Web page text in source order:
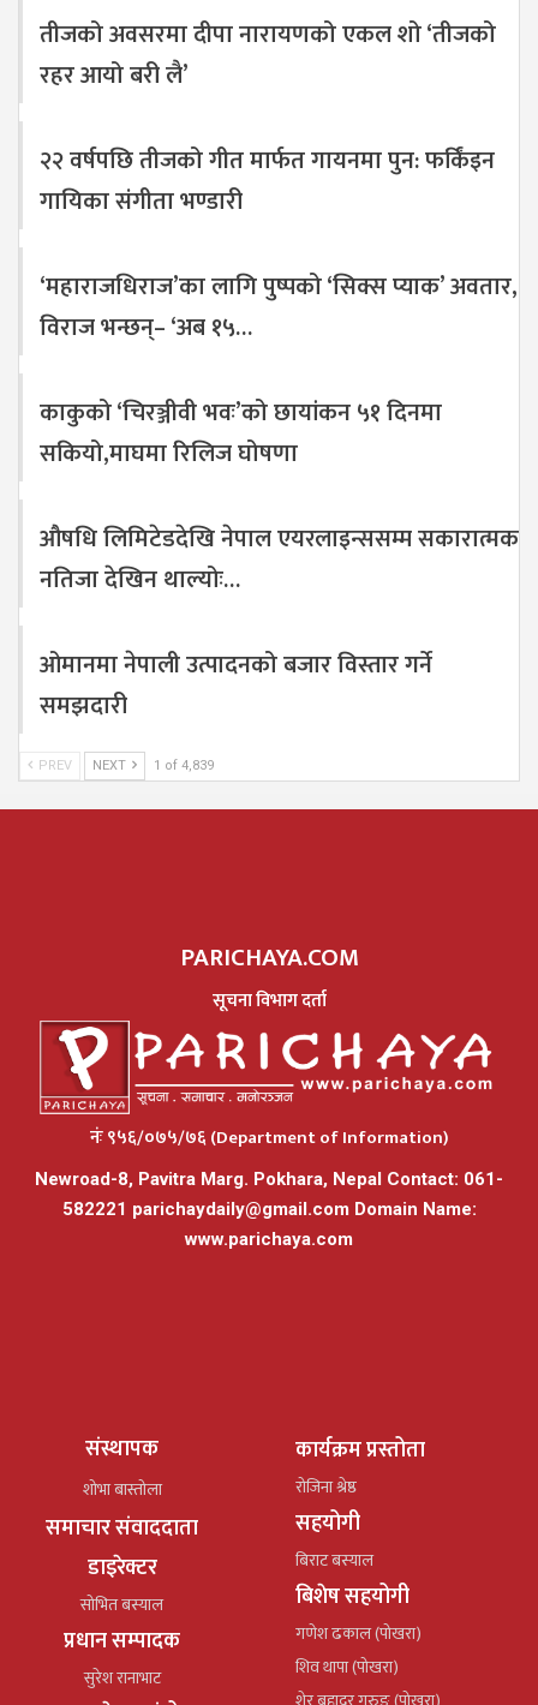
तीजको अवसरमा दीपा नारायणको एकल शो ‘तीजको
रहर आयो बरी लै’
२२ वर्षपछि तीजको गीत मार्फत गायनमा पुन: फर्किंइन
गायिका संगीता भण्डारी
‘महाराजधिराज’का लागि पुष्पको ‘सिक्स प्याक’ अवतार,
विराज भन्छन्– ‘अब १५…
काकुको ‘चिरञ्जीवी भवः’को छायांकन ५१ दिनमा
सकियो,माघमा रिलिज घोषणा
औषधि लिमिटेडदेखि नेपाल एयरलाइन्ससम्म सकारात्मक
नतिजा देखिन थाल्योः…
ओमानमा नेपाली उत्पादनको बजार विस्तार गर्ने
समझदारी
PREV NEXT 1 of 4,839
PARICHAYA.COM
सूचना विभाग दर्ता
नंः ९५६/०७५/७६ (Department of Information)
Newroad-8, Pavitra Marg. Pokhara, Nepal Contact: 061-
582221 parichaydaily@gmail.comDomain Name:
www.parichaya.com
संस्थापक
शोभा बास्तोला
समाचार संवाददाता
डाइरेक्टर
सोभित बस्याल
प्रधान सम्पादक
सुरेश रानाभाट
कार्यक्रम प्रस्तोता
रोजिना श्रेष्ठ
सहयोगी
बिराट बस्याल
बिशेष सहयोगी
गणेश ढकाल (पोखरा)
शिव थापा (पोखरा)